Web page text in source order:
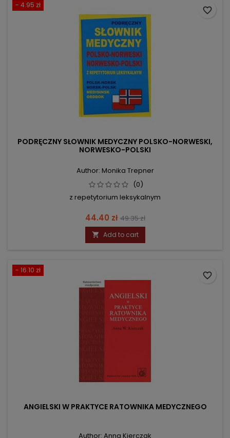
- 4.95 zł
PODRĘCZNY SŁOWNIK MEDYCZNY POLSKO-NORWESKI,
NORWESKO-POLSKI
Author: Monika Trepner
(0)
z repetytorium leksykalnym
Price
44.40 zł Regular
price
49.35 zł
 Add to cart
favorite_border
- 16.10 zł
ANGIELSKI W PRAKTYCE RATOWNIKA MEDYCZNEGO
Author: Anna Kierczak
favorite_border